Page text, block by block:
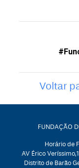
Voltar
FUNDAÇÃO
Horário de
AV Érico
Distrito de Barão